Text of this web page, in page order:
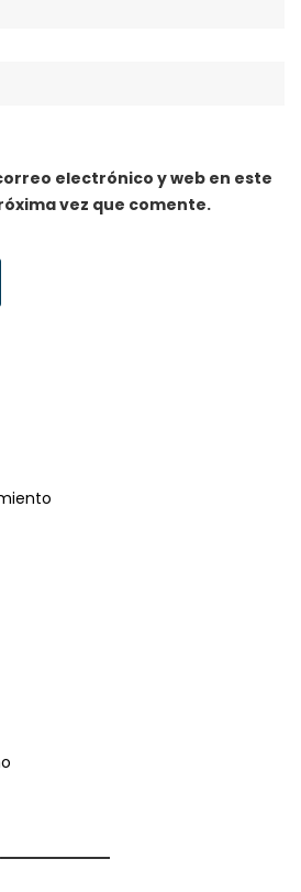
electrónico y web en este
vez que comente.